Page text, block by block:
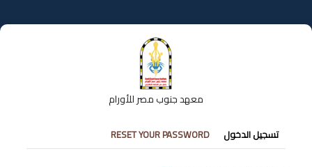
إلى
المحتوى
معهد جنوب مصر للأورام
التبويبات
الأساسية
تسجيل الدخول RESET YOUR PASSWORD